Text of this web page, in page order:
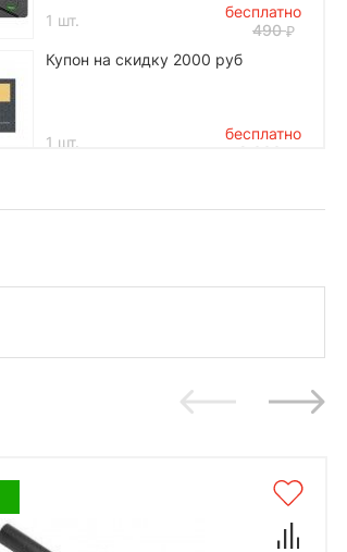
1 шт.
бесплатно
490
Купон на скидку 2000 руб
1 шт.
бесплатно